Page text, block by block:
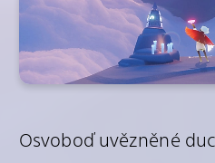
Osvoboď uvězněné